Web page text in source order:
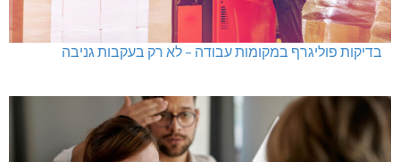
בדיקות פוליגרף במקומות עבודה – לא רק בעקבות גניבה